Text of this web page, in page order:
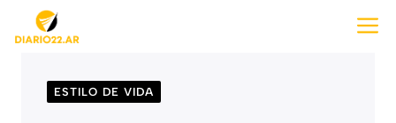
Saltar
ESTILO DE VIDA